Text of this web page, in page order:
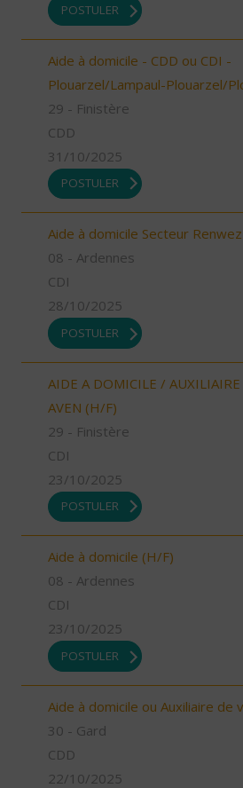
POSTULER
Aide à domicile - CDD ou CDI -
Plouarzel/Lampaul-Plouarzel/
29 - Finistère
CDD
31/10/2025
POSTULER
Aide à domicile Secteur
08 - Ardennes
CDI
28/10/2025
POSTULER
AIDE A DOMICILE /
AVEN (H/F)
29 - Finistère
CDI
23/10/2025
POSTULER
Aide à domicile (H/F)
08 - Ardennes
CDI
23/10/2025
POSTULER
Aide à domicile ou Auxiliaire de
30 - Gard
CDD
22/10/2025